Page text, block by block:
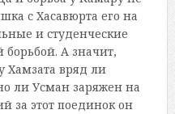
с Хасавюрта его на
и студенческие
А значит,
Хамзата вряд ли
ли Усман заряжен на
за этот поединок он